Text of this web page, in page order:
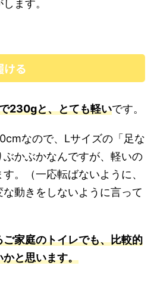
ます。
ける
230gと、とても軽いです。
なので、Lサイズの「足な
ぶかぶかなんですが、軽いの
。（一応転ばないように、
動きをしないように言って
家庭のトイレでも、比較的
と思います。